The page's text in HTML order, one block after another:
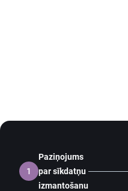
1
Paziņojums
par sīkdatņu
izmantošanu